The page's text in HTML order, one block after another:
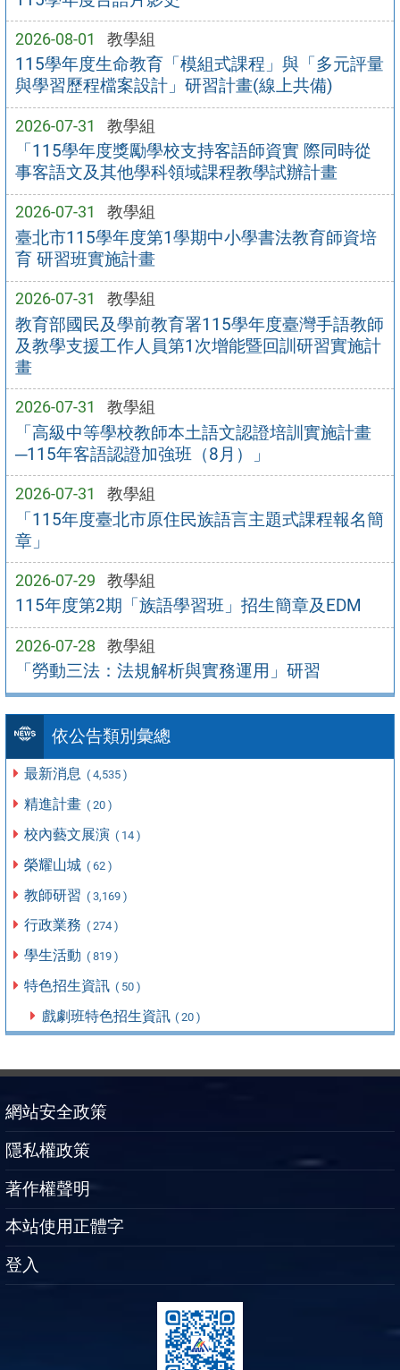
2026-08-01 教學組
115學年度生命教育「模組式課程」與「多元評量
與學習歷程檔案設計」研習計畫(線上共備)
2026-07-31 教學組
「115學年度獎勵學校支持客語師資實 際同時從
事客語文及其他學科領域課程教學試辦計畫
2026-07-31 教學組
臺北市115學年度第1學期中小學書法教育師資培
育 研習班實施計畫
2026-07-31 教學組
教育部國民及學前教育署115學年度臺灣手語教師
及教學支援工作人員第1次增能暨回訓研習實施計
畫
2026-07-31 教學組
「高級中等學校教師本土語文認證培訓實施計畫
─115年客語認證加強班（8月）」
2026-07-31 教學組
「115年度臺北市原住民族語言主題式課程報名簡
章」
2026-07-29 教學組
115年度第2期「族語學習班」招生簡章及EDM
2026-07-28 教學組
「勞動三法：法規解析與實務運用」研習
依公告類別彙總
最新消息 ( 4,535 )
精進計畫 ( 20 )
校內藝文展演 ( 14 )
榮耀山城 ( 62 )
教師研習 ( 3,169 )
行政業務 ( 274 )
學生活動 ( 819 )
特色招生資訊 ( 50 )
戲劇班特色招生資訊 ( 20 )
網站安全政策
隱私權政策
著作權聲明
本站使用正體字
登入